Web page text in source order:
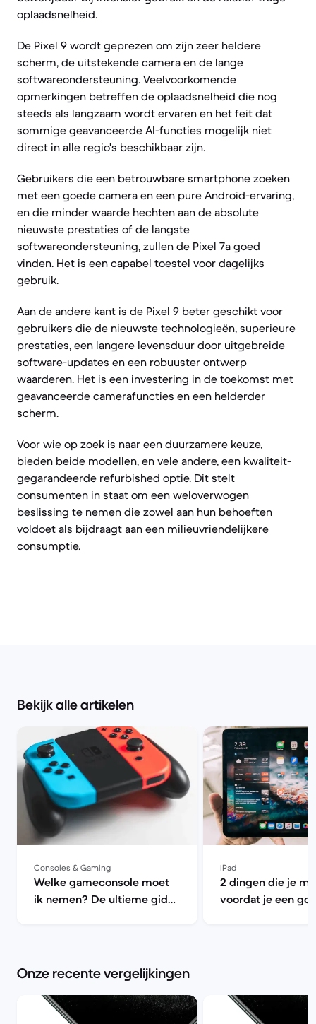
oplaadsnelheid.
De Pixel 9 wordt geprezen om zijn zeer heldere
scherm, de uitstekende camera en de lange
softwareondersteuning. Veelvoorkomende
opmerkingen betreffen de oplaadsnelheid die nog
steeds als langzaam wordt ervaren en het feit dat
sommige geavanceerde AI-functies mogelijk niet
direct in alle regio's beschikbaar zijn.
Gebruikers die een betrouwbare smartphone zoeken
met een goede camera en een pure Android-ervaring,
en die minder waarde hechten aan de absolute
nieuwste prestaties of de langste
softwareondersteuning, zullen de Pixel 7a goed
vinden. Het is een capabel toestel voor dagelijks
gebruik.
Aan de andere kant is de Pixel 9 beter geschikt voor
gebruikers die de nieuwste technologieën, superieure
prestaties, een langere levensduur door uitgebreide
software-updates en een robuuster ontwerp
waarderen. Het is een investering in de toekomst met
geavanceerde camerafuncties en een helderder
scherm.
Voor wie op zoek is naar een duurzamere keuze,
bieden beide modellen, en vele andere, een kwaliteit-
gegarandeerde refurbished optie. Dit stelt
consumenten in staat om een weloverwogen
beslissing te nemen die zowel aan hun behoeften
voldoet als bijdraagt aan een milieuvriendelijkere
consumptie.
Bekijk alle artikelen
Consoles & Gaming
Welke gameconsole moet
ik nemen? De ultieme gids
iPad
2 dingen die je
voordat je een
Onze recente vergelijkingen